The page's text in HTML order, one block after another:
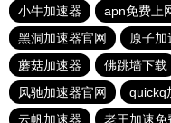
小牛加速器
apn免费上
黑洞加速器官网
原子
蘑菇加速器
佛跳墙下载
风驰加速器官网
quickq
云帆加速器
老王加速免